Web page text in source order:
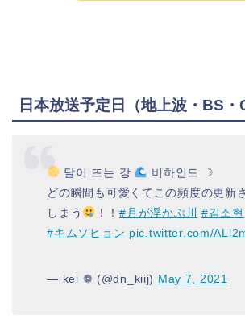
日本放送予定日（地上波・BS・
달이 뜨는 강
비하인드 ☽
どの瞬間も可愛くてこの頻度の更新
しまう
！！#月が浮かぶ川 #김소현
#キムソヒョン pic.twitter.com/
— kei ❁ (@dn_kiij) May 7, 2021